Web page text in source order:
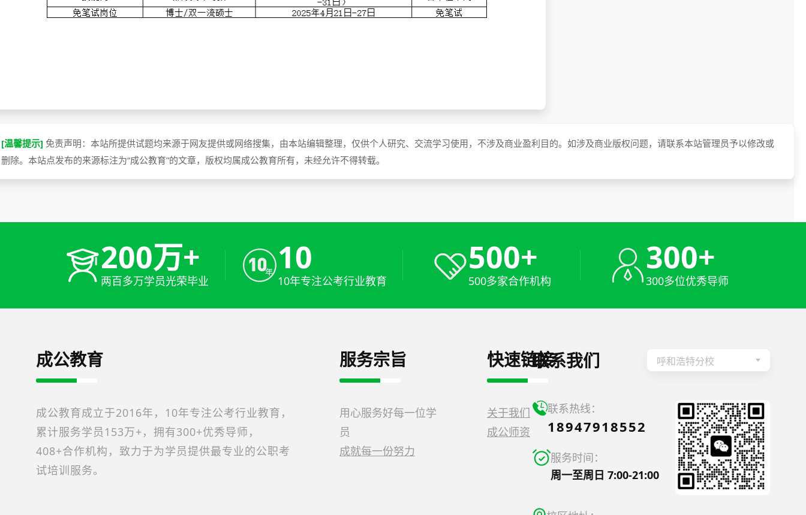
[温馨提示] 免责声明：本站所提供试题均来源于网友提供或网络搜集，由本站编辑整理，仅供个人研究、交流学习使用，不涉及商业盈利目的。如涉及商业版权问题，请联系本站管理员予以修改或
删除。本站点发布的来源标注为“成公教育”的文章，版权均属成公教育所有，未经允许不得转载。
200万+
两百多万学员光荣毕业
10
10年专注公考行业教育
500+
500多家合作机构
300+
300多位优秀导师
成公教育
成公教育成立于2016年，10年专注公考行业教育，
累计服务学员153万+，拥有300+优秀导师，
408+合作机构，致力于为学员提供最专业的公职考
试培训服务。
服务宗旨
用心服务好每一位学
员
成就每一份努力
快速链接
关于我们
成公师资
联系我们 呼和浩特分校
联系热线：
18947918552
服务时间：
周一至周日 7:00-21:00